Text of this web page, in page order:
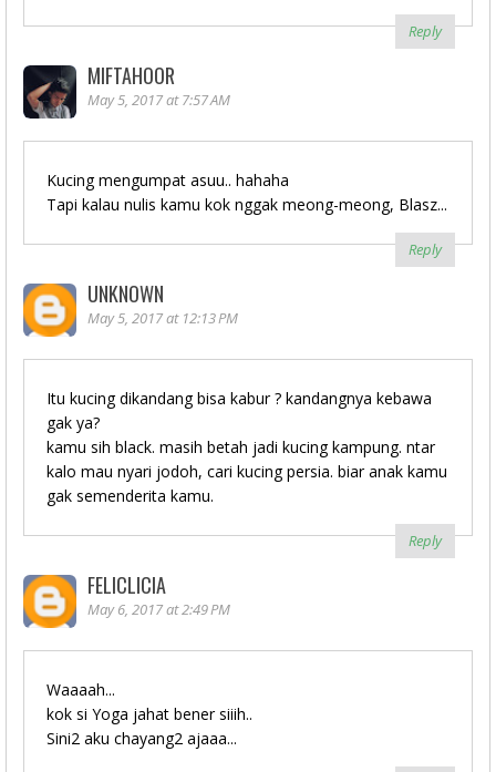
Reply
MIFTAHOOR
May 5, 2017 at 7:57 AM
Kucing mengumpat asuu.. hahaha
Tapi kalau nulis kamu kok nggak meong-meong, Blasz...
Reply
UNKNOWN
May 5, 2017 at 12:13 PM
Itu kucing dikandang bisa kabur ? kandangnya kebawa
gak ya?
kamu sih black. masih betah jadi kucing kampung. ntar
kalo mau nyari jodoh, cari kucing persia. biar anak kamu
gak semenderita kamu.
Reply
FELICLICIA
May 6, 2017 at 2:49 PM
Waaaah...
kok si Yoga jahat bener siiih..
Sini2 aku chayang2 ajaaa...